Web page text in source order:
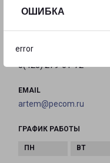
ОШИБКА
error
ТЕЛЕФОН
8(423) 279-01-72
EMAIL
artem@pecom.ru
ГРАФИК РАБОТЫ